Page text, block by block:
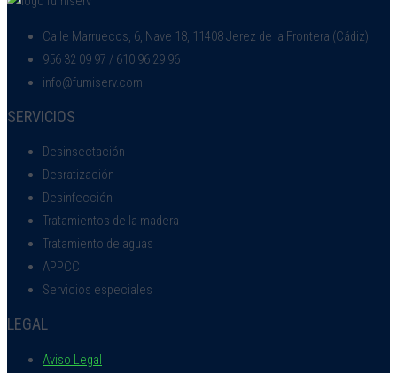
Calle Marruecos, 6, Nave 18, 11408 Jerez de la Frontera (Cádiz)
956 32 09 97 / 610 96 29 96
info@fumiserv.com
SERVICIOS
Desinsectación
Desratización
Desinfección
Tratamientos de la madera
Tratamiento de aguas
APPCC
Servicios especiales
LEGAL
Aviso Legal